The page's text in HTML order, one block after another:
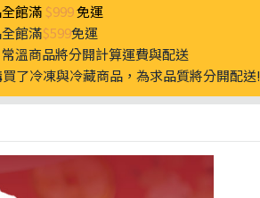
館滿 $999免運
館滿$599免運
溫商品將分開計算運費與配送
了冷凍與冷藏商品，為求品質將分開配送!